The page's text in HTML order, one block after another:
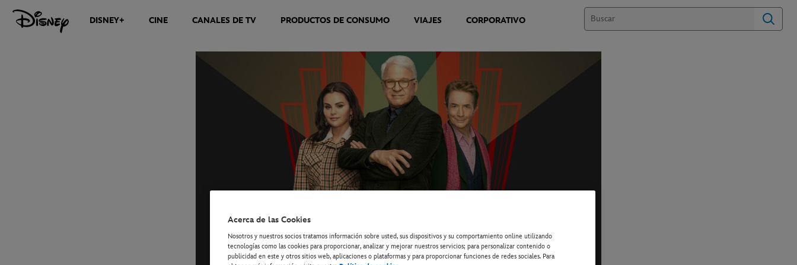
DISNEY+ CINE CANALES DE TV PRODUCTOS DE CONSUMO VIAJES CORPORATIVO
Acerca de las Cookies
Nosotros y nuestros socios tratamos información sobre usted, sus dispositivos y su comportamiento online utilizando
tecnologías como las cookies para proporcionar, analizar y mejorar nuestros servicios; para personalizar contenido o
publicidad en este y otros sitios web, aplicaciones o plataformas y para proporcionar funciones de redes sociales. Para